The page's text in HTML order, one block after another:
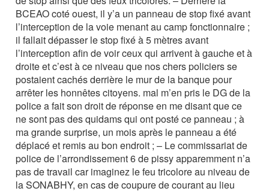
BCEAO coté ouest, il y’a un panneau de stop fixé avant
l’interception de la voie menant au camp fonctionnaire ;
il fallait dépasser le stop fixé à 5 mètres avant
l’interception afin de voir ceux qui arrivent à gauche et à
droite et c’est à ce niveau que nos chers policiers se
postaient cachés derrière le mur de la banque pour
arrêter les honnêtes citoyens. mal m’en pris le DG de la
police a fait son droit de réponse en me disant que ce
ne sont pas des quidams qui ont posté ce panneau ; à
ma grande surprise, un mois après le panneau a été
déplacé et remis au bon endroit ; – Le commissariat de
police de l’arrondissement 6 de pissy apparemment n’a
pas de travail car imaginez le feu tricolore au niveau de
la SONABHY, en cas de coupure de courant au lieu